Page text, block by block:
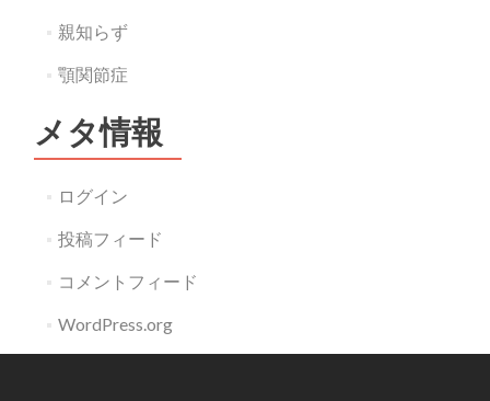
親知らず
顎関節症
メタ情報
ログイン
投稿フィード
コメントフィード
WordPress.org